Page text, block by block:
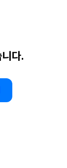
다.